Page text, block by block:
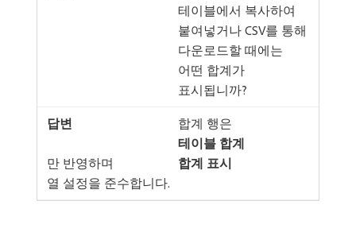
테이블에서 복사하여
붙여넣거나 CSV를 통해
다운로드할 때에는
어떤 합계가
표시됩니까?
합계 행은
테이블 합계
​만 반영하며
합계 표시
열 설정을 준수합니다.